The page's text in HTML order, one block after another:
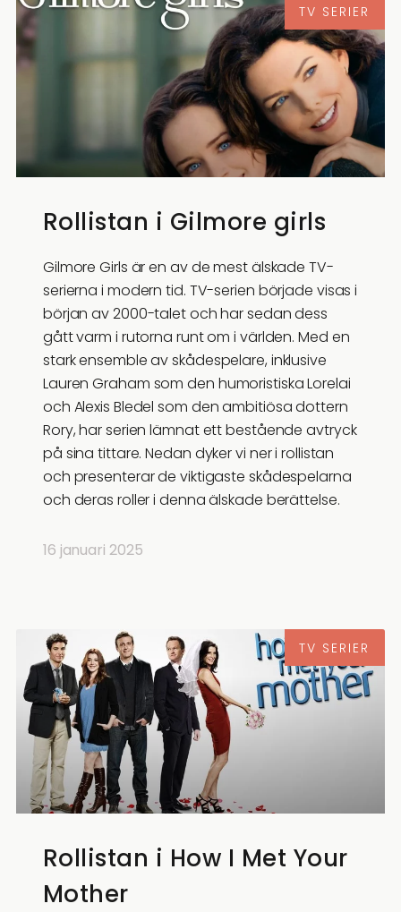
TV SERIER
Rollistan i Gilmore girls
Gilmore Girls är en av de mest älskade TV-
serierna i modern tid. TV-serien började visas i
början av 2000-talet och har sedan dess
gått varm i rutorna runt om i världen. Med en
stark ensemble av skådespelare, inklusive
Lauren Graham som den humoristiska Lorelai
och Alexis Bledel som den ambitiösa dottern
Rory, har serien lämnat ett bestående avtryck
på sina tittare. Nedan dyker vi ner i rollistan
och presenterar de viktigaste skådespelarna
och deras roller i denna älskade berättelse.
16 januari 2025
TV SERIER
Rollistan i How I Met Your
Mother